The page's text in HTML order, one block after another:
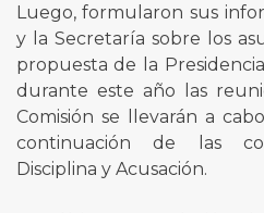
Luego, formularon sus
y la Secretaría sobre los
propuesta de la
durante este año las
Comisión se llevarán a
continuación de las
Disciplina y Acusación.